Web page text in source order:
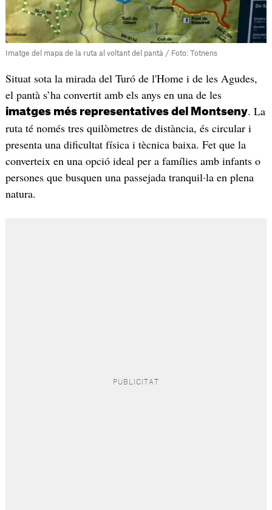
Imatge del mapa de la ruta al voltant del pantà / Foto: Totnens
Situat sota la mirada del Turó de l'Home i de les Agudes,
el pantà s’ha convertit amb els anys en una de les
imatges més representatives del Montseny. La
ruta té només tres quilòmetres de distància, és circular i
presenta una dificultat física i tècnica baixa. Fet que la
converteix en una opció ideal per a famílies amb infants o
persones que busquen una passejada tranquil·la en plena
natura.